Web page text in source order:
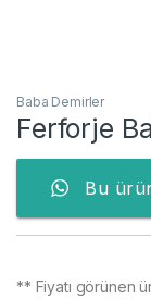
Baba Demirler
Ferforje
Bu
** Fiyatı görünen